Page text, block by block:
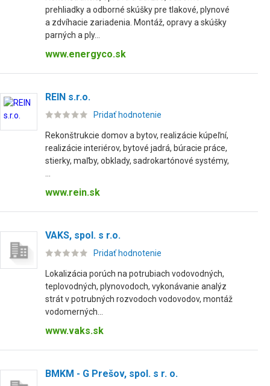
prehliadky a odborné skúšky pre tlakové, plynové
a zdvíhacie zariadenia. Montáž, opravy a skúšky
parných a ply...
www.energyco.sk
REIN s.r.o.
Pridať hodnotenie
Rekonštrukcie domov a bytov, realizácie kúpeľní,
realizácie interiérov, bytové jadrá, búracie práce,
stierky, maľby, obklady, sadrokartónové systémy,
www.rein.sk
VAKS, spol. s r.o.
Pridať hodnotenie
Lokalizácia porúch na potrubiach vodovodných,
teplovodných, plynovodoch, vykonávanie analýz
strát v potrubných rozvodoch vodovodov, montáž
vodomerných...
www.vaks.sk
BMKM - G Prešov, spol. s r. o.